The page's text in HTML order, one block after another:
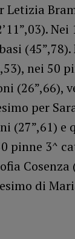
Nei
(45”,78).
nei 50
(26”,66),
per
(27”,61) e
pinne 3^
Cosenza
di